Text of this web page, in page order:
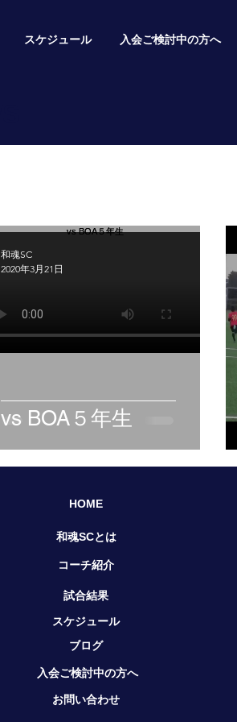
スケジュール 入会ご検討中の方へ
vs BOA５年生
和魂SC
2020年3月21日
HOME​
​和魂SCとは
コーチ紹介
試合結果
スケジュール
ブログ
入会ご検討中の方へ
お問い合わせ